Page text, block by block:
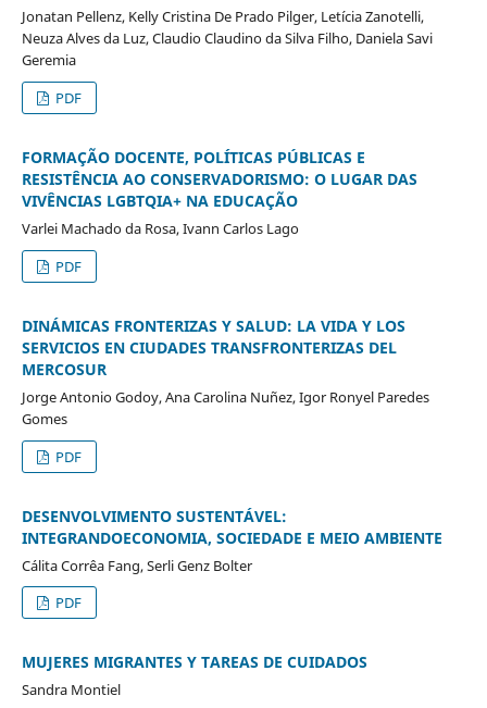
Jonatan Pellenz, Kelly Cristina De Prado Pilger, Letícia Zanotelli,
Neuza Alves da Luz, Claudio Claudino da Silva Filho, Daniela Savi
Geremia
PDF
FORMAÇÃO DOCENTE, POLÍTICAS PÚBLICAS E
RESISTÊNCIA AO CONSERVADORISMO: O LUGAR DAS
VIVÊNCIAS LGBTQIA+ NA EDUCAÇÃO
Varlei Machado da Rosa, Ivann Carlos Lago
PDF
DINÁMICAS FRONTERIZAS Y SALUD: LA VIDA Y LOS
SERVICIOS EN CIUDADES TRANSFRONTERIZAS DEL
MERCOSUR
Jorge Antonio Godoy, Ana Carolina Nuñez, Igor Ronyel Paredes
Gomes
PDF
DESENVOLVIMENTO SUSTENTÁVEL:
INTEGRANDOECONOMIA, SOCIEDADE E MEIO AMBIENTE
Cálita Corrêa Fang, Serli Genz Bolter
PDF
MUJERES MIGRANTES Y TAREAS DE CUIDADOS
Sandra Montiel